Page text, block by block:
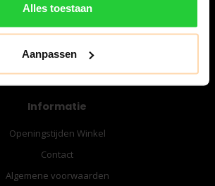
Alles toestaan
Aanpassen
Informatie
Openingstijden Winkel
Contact
Algemene voorwaarden